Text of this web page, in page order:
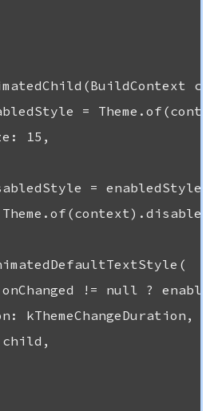
=
15,
=
!= null ?
kThemeChangeDuration,